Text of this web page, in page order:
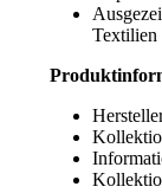
Textilien